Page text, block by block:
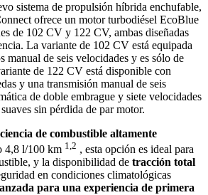
sistema de propulsión híbrida enchufable,
ofrece un motor turbodiésel EcoBlue
de 102 CV y ​​122 CV, ambas diseñadas
La variante de 102 CV está equipada
manual de seis velocidades y es sólo de
de 122 CV está disponible con
y una transmisión manual de seis
de doble embrague y siete velocidades
sin pérdida de par motor.
de combustible altamente
4,8 l/100 km 1,2 , esta opción es ideal para
y la disponibilidad de tracción total
en condiciones climatológicas
para una experiencia de primera